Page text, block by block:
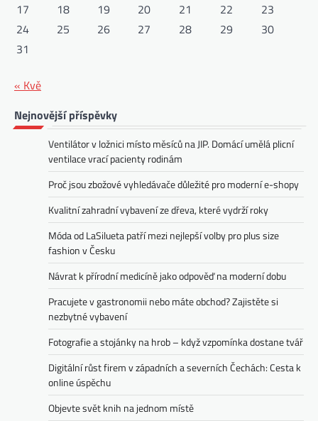
17
18 19 20 21 22
23
24
25 26 27 28 29
30
31
« Kvě
Nejnovější příspěvky
Ventilátor v ložnici místo měsíců na JIP. Domácí umělá plicní
ventilace vrací pacienty rodinám
Proč jsou zbožové vyhledávače důležité pro moderní e-shopy
Kvalitní zahradní vybavení ze dřeva, které vydrží roky
Móda od LaSilueta patří mezi nejlepší volby pro plus size
fashion v Česku
Návrat k přírodní medicíně jako odpověď na moderní dobu
Pracujete v gastronomii nebo máte obchod? Zajistěte si
nezbytné vybavení
Fotografie a stojánky na hrob – když vzpomínka dostane tvář
Digitální růst firem v západních a severních Čechách: Cesta k
online úspěchu
Objevte svět knih na jednom místě